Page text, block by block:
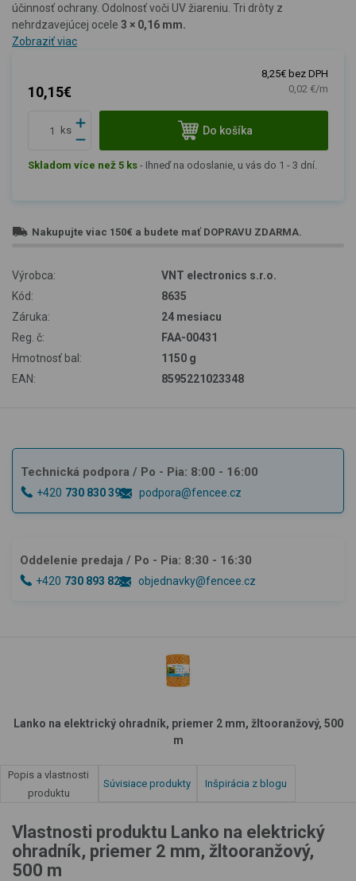
účinnosť ochrany. Odolnosť voči UV žiareniu. Tri drôty z
nehrdzavejúcej ocele 3 × 0,16 mm.
Zobraziť viac
10,15€
8,25€ bez DPH
0,02 €/m
ks Do košíka
Skladom více než 5 ks - Ihneď na odoslanie, u vás do 1 - 3 dní.
Nakupujte viac 150€ a budete mať DOPRAVU ZDARMA.
Výrobca:
VNT electronics s.r.o.
Kód:
8635
Záruka:
24 mesiacu
Reg. č:
FAA-00431
Hmotnosť bal:
1150 g
EAN:
8595221023348
Technická podpora / Po - Pia: 8:00 - 16:00
+420 730 830 393 podpora@fencee.cz
Oddelenie predaja / Po - Pia: 8:30 - 16:30
+420 730 893 828 objednavky@fencee.cz
Lanko na elektrický ohradník, priemer 2 mm, žltooranžový, 500
m
Popis a vlastnosti
produktu
Súvisiace produkty Inšpirácia z blogu
Vlastnosti produktu Lanko na elektrický
ohradník, priemer 2 mm, žltooranžový,
500 m